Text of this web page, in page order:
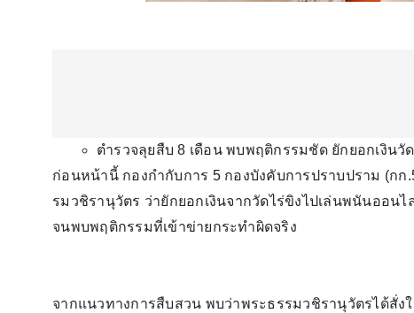
ตำรวจลุยสืบ 8 เดือน พบพฤติกรรมชัด ยักยอกเงินวั
ก่อนหน้านี้ กองกำกับการ 5 กองบังคับการปราบปราม (กก
รมวชิรานุวัตร ว่ายักยอกเงินจากวัดไร่ขิงไปเล่นพนันออน
จนพบพฤติกรรมที่เข้าข่ายกระทำผิดจริง
จากแนวทางการสืบสวน พบว่าพระธรรมวชิรานุวัตรได้สั่